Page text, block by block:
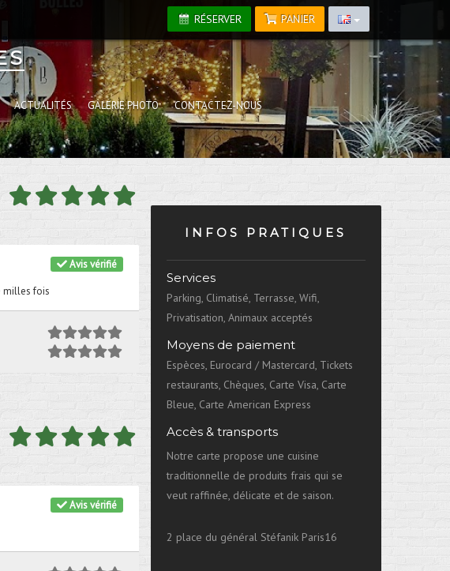
PANIER
RÉSERVER
ACTUALITÉS GALERIE PHOTO CONTACTEZ-NOUS
Avis vérifié
milles fois
Avis vérifié
INFOS PRATIQUES
Services
Parking, Climatisé, Terrasse, Wifi,
Privatisation, Animaux acceptés
Moyens de paiement
Espèces, Eurocard / Mastercard, Tickets
restaurants, Chèques, Carte Visa, Carte
Bleue, Carte American Express
Accès & transports
Notre carte propose une cuisine
traditionnelle de produits frais qui se
veut raffinée, délicate et de saison.
2 place du général Stéfanik Paris16